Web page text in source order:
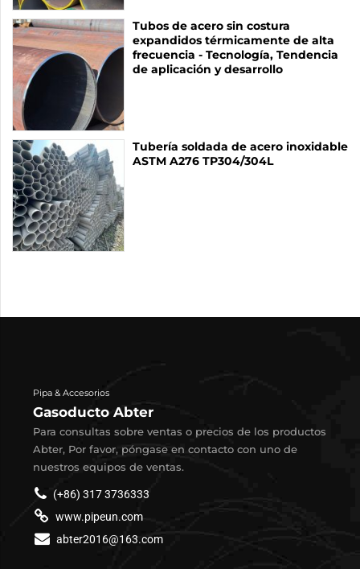
Tubos de acero sin costura
expandidos térmicamente de alta
frecuencia - Tecnología, Tendencia
de aplicación y desarrollo
Tubería soldada de acero inoxidable
ASTM A276 TP304/304L
Pipa & Accesorios
Gasoducto Abter
Para consultas sobre ventas o precios de los productos
Abter, Por favor, póngase en contacto con uno de
nuestros equipos de ventas.
(+86) 317 3736333
www.pipeun.com
abter2016@163.com